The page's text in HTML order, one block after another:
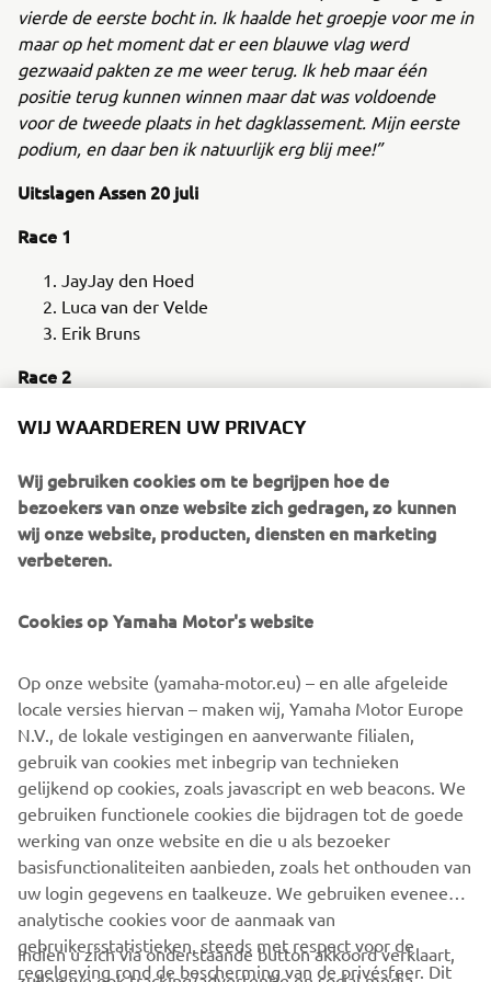
vierde de eerste bocht in. Ik haalde het groepje voor me in
maar op het moment dat er een blauwe vlag werd
gezwaaid pakten ze me weer terug. Ik heb maar één
positie terug kunnen winnen maar dat was voldoende
voor de tweede plaats in het dagklassement. Mijn eerste
podium, en daar ben ik natuurlijk erg blij mee!”
Uitslagen Assen 20 juli
Race 1
JayJay den Hoed
Luca van der Velde
Erik Bruns
Race 2
JayJay den Hoed
Luca van der Velde
Dagklassement
JayJay den Hoed (snelste rookie)
Luca van der Velde
Den Hoed gaat aan de leiding met 148 punten. Eén punt
meer dan Weterings en twee punten meer dan Luisman.
De volgende wedstrijddag is op zaterdag 31 augustus op
de TT Junior Track in Assen, daarna volgen er nog twee
wedstrijden.
1/10
WIJ WAARDEREN UW PRIVACY
Wij gebruiken cookies om te begrijpen hoe de
bezoekers van onze website zich gedragen, zo kunnen
wij onze website, producten, diensten en marketing
verbeteren.
Cookies op Yamaha Motor's website
Op onze website (yamaha-motor.eu) – en alle afgeleide
locale versies hiervan – maken wij, Yamaha Motor Europe
N.V., de lokale vestigingen en aanverwante filialen,
gebruik van cookies met inbegrip van technieken
gelijkend op cookies, zoals javascript en web beacons. We
gebruiken functionele cookies die bijdragen tot de goede
werking van onze website en die u als bezoeker
basisfunctionaliteiten aanbieden, zoals het onthouden van
uw login gegevens en taalkeuze. We gebruiken eveneens
analytische cookies voor de aanmaak van
gebruikersstatistieken, steeds met respect voor de
regelgeving rond de bescherming van de privésfeer. Dit
Indien u zich via onderstaande button akkoord verklaart,